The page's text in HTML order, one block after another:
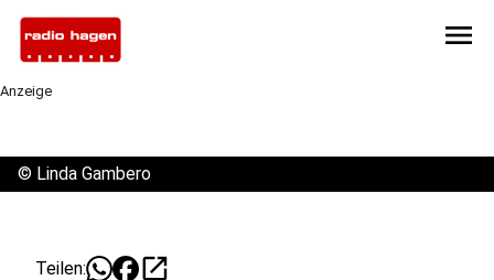
menu
Anzeige
© Linda Gambero
Teilen: open_in_new